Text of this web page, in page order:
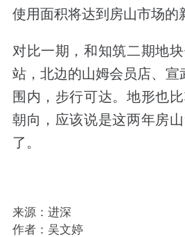
使用面积将达到房山市场的
对比一期，和知筑二期地
站，北边的山姆会员店、宣
围内，步行可达。地形也
朝向，应该说是这两年房
了。
来源：进深
作者：吴文婷